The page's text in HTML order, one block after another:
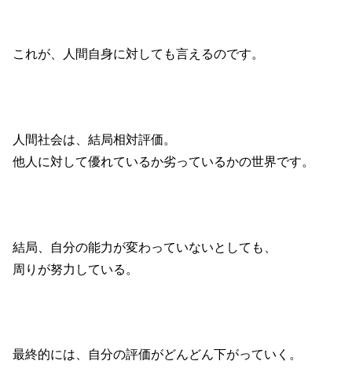
これが、人間自身に対しても言えるのです。
人間社会は、結局相対評価。
他人に対して優れているか劣っているかの世界です。
結局、自分の能力が変わっていないとしても、
周りが努力している。
最終的には、自分の評価がどんどん下がっていく。